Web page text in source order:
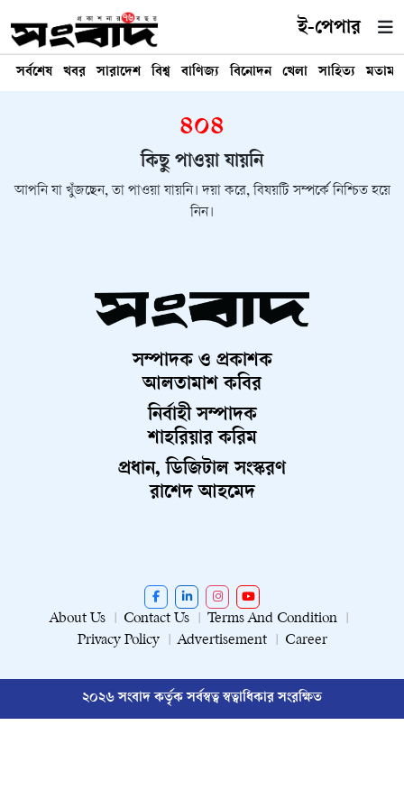
ই-পেপার
সর্বশেষ খবর সারাদেশ বিশ্ব বাণিজ্য বিনোদন খেলা সাহিত্য মতামত
৪০৪
কিছু পাওয়া যায়নি
আপনি যা খুঁজছেন, তা পাওয়া যায়নি। দয়া করে, বিষয়টি সম্পর্কে নিশ্চিত হয়ে
নিন।
সম্পাদক ও প্রকাশক
আলতামাশ কবির
নির্বাহী সম্পাদক
শাহরিয়ার করিম
প্রধান, ডিজিটাল সংস্করণ
রাশেদ আহমেদ
About Us Contact Us
Terms And Condition
Privacy Policy
Advertisement Career
২০২৬ সংবাদ কর্তৃক সর্বস্বত্ব স্বত্বাধিকার সংরক্ষিত